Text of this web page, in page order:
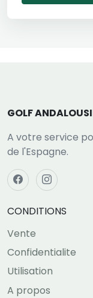
GOLF
A votre service
de l'Espagne.
CONDITIONS
Vente
Confidentialite
Utilisation
A propos